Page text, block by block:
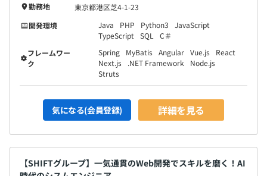
勤務地
東京都港区芝4-1-23
開発環境
Java PHP Python3
JavaScript
TypeScript
SQL
C＃
フレームワー
ク
Spring MyBatis Angular Vue.js
React
Next.js
.NET Framework
Node.js
Struts
気になる(会員登録) 詳細を見る
【SHIFTグループ】一気通貫のWeb開発でスキルを磨く！AI